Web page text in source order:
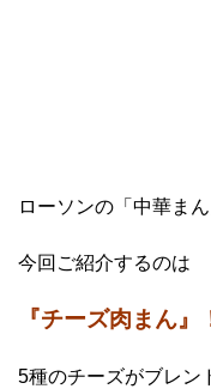
ローソンの「中華ま
今回ご紹介するのは
『チーズ肉まん』
5種のチーズがブレン